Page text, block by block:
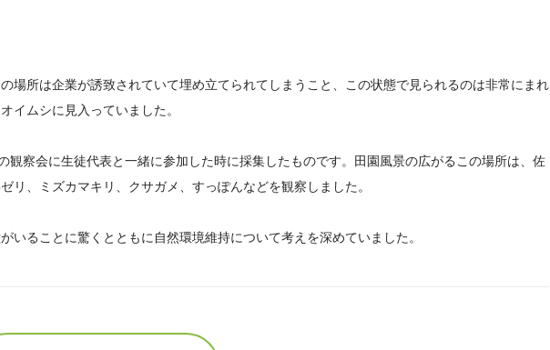
場所は企業が誘致されていて埋め立てられてしまうこと、この状態で見られるのは非常にまれ
イムシに見入っていました。
察会に生徒代表と一緒に参加した時に採集したものです。田園風景の広がるこの場所は、佐
、ミズカマキリ、クサガメ、すっぽんなどを観察しました。
ることに驚くとともに自然環境維持について考えを深めていました。